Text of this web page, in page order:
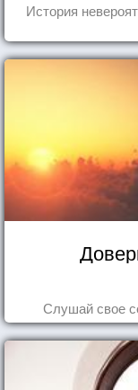
История
Слушай свое